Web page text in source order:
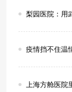
梨园医院：用武汉精神，
疫情挡不住温情，别离
上海方舱医院里的